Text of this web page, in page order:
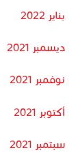
يناير 2022
ديسمبر 2021
نوفمبر 2021
أكتوبر 2021
سبتمبر 2021